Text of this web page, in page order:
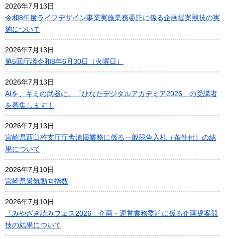
2026年7月13日
令和8年度ライフデザイン事業実施業務委託に係る企画提案競技の実
施について
2026年7月13日
第5回庁議令和8年6月30日（火曜日）
2026年7月13日
AIを、キミの武器に。「ひなたデジタルアカデミア2026」の受講者
を募集します！
2026年7月13日
宮崎県西臼杵支庁庁舎清掃業務に係る一般競争入札（条件付）の結
果について
2026年7月10日
宮崎県景気動向指数
2026年7月10日
「みやざき読みフェス2026」企画・運営業務委託に係る企画提案競
技の結果について